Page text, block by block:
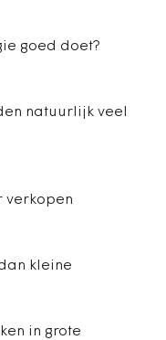
goed doet?
natuurlijk veel
verkopen
kleine
in grote